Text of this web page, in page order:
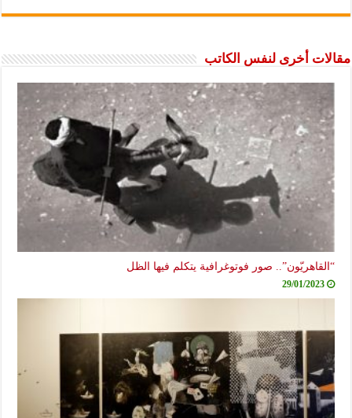
مقالات أخرى لنفس الكاتب
“القاهريّون”.. صور فوتوغرافية يتكلم فيها الظل
29/01/2023